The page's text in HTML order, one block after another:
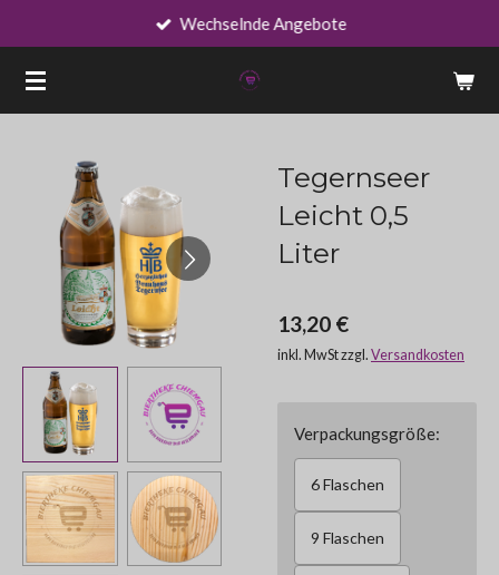
springen
Wechselnde Angebote
Tegernseer
Leicht 0,5
Liter
13,20 €
inkl. MwSt zzgl. Versandkosten
Verpackungsgröße:
6 Flaschen
9 Flaschen